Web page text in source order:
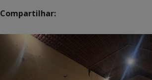
Compartilhar: